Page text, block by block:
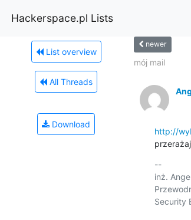
Hackerspace.pl Lists
List overview
All Threads
Download
newer
mój mail
http://
--
inż.
Security